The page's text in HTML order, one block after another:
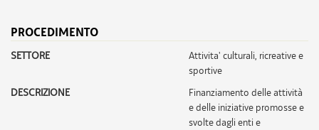
PROCEDIMENTO
SETTORE
attivita' culturali, ricreative e
sportive
DESCRIZIONE
Finanziamento delle attività
e delle iniziative promosse e
svolte dagli enti e